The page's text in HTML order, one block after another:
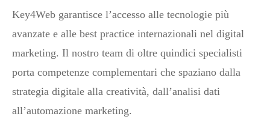
Key4Web garantisce l’accesso alle tecnologie più
avanzate e alle best practice internazionali nel digital
marketing. Il nostro team di oltre quindici specialisti
porta competenze complementari che spaziano dalla
strategia digitale alla creatività, dall’analisi dati
all’automazione marketing.